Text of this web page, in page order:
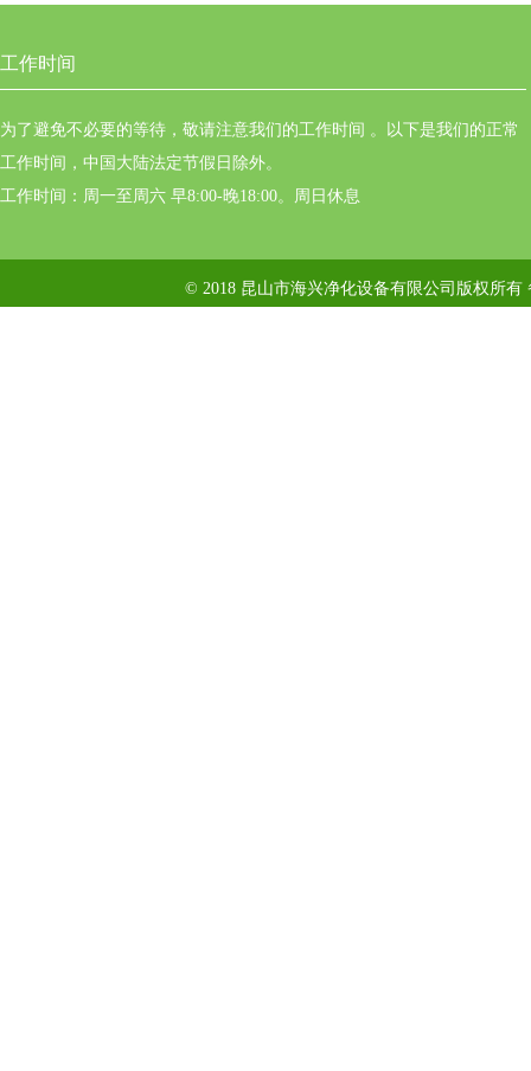
工作时间
为了避免不必要的等待，敬请注意我们的工作时间 。以下是我们的正常
工作时间，中国大陆法定节假日除外。
工作时间：周一至周六 早8:00-晚18:00。周日休息
© 2018 昆山市海兴净化设备有限公司版权所有